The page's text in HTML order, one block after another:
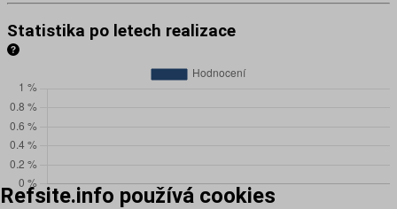
Statistika po letech realizace
Refsite.info používá cookies